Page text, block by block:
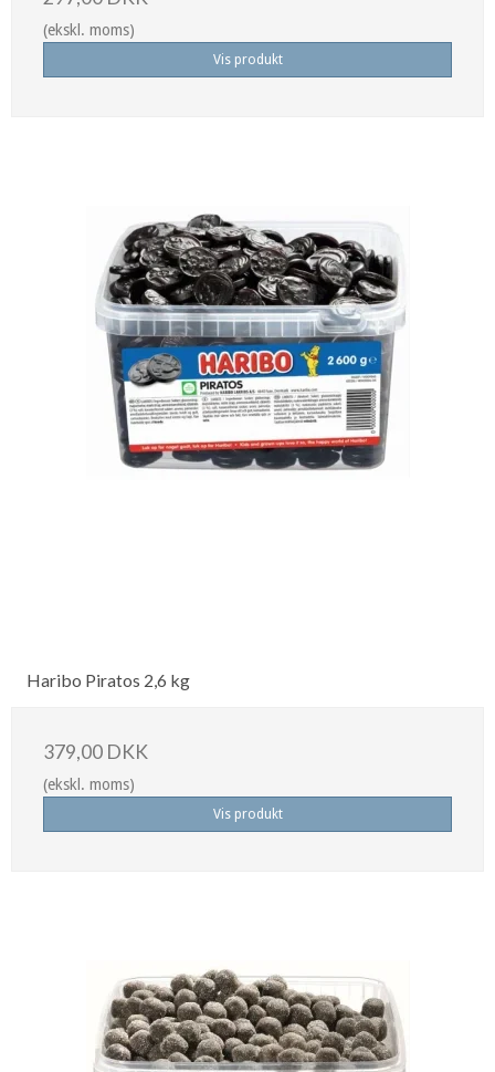
(ekskl. moms)
Vis produkt
Haribo Piratos 2,6 kg
379,00 DKK
(ekskl. moms)
Vis produkt